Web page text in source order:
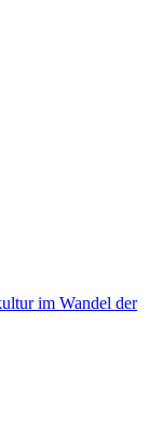
im Wandel der